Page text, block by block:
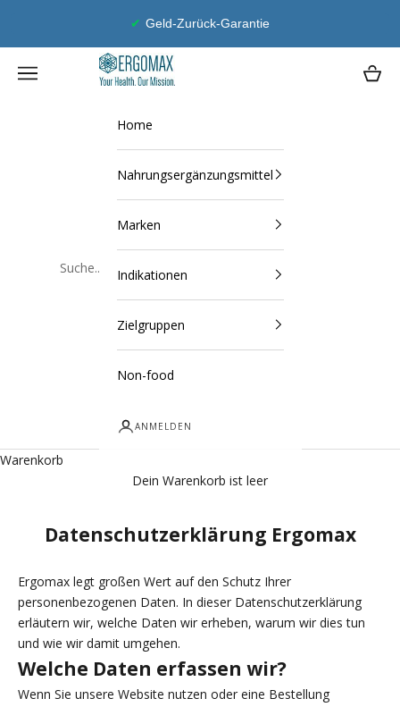
Geld-Zurück-Garantie
Ergomax
Navigationsmenü öffnen
Home
Nahrungsergänzungsmittel
Marken
Indikationen
Zielgruppen
Non-food
ANMELDEN
Warenkorb
Dein Warenkorb ist leer
Datenschutzerklärung Ergomax
Ergomax legt großen Wert auf den Schutz Ihrer
personenbezogenen Daten. In dieser Datenschutzerklärung
erläutern wir, welche Daten wir erheben, warum wir dies tun
und wie wir damit umgehen.
Welche Daten erfassen wir?
Wenn Sie unsere Website nutzen oder eine Bestellung